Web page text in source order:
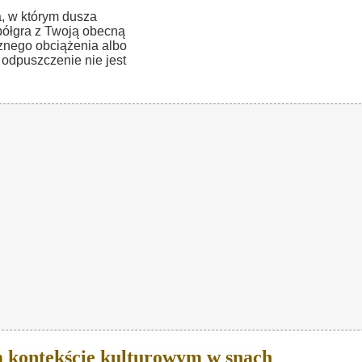
w którym dusza
z Twoją obecną
obciążenia albo
nie jest
kulturowym w snach